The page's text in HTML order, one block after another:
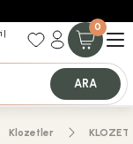
Alabilirsiniz.0
ARA
Klozetler KLOZET